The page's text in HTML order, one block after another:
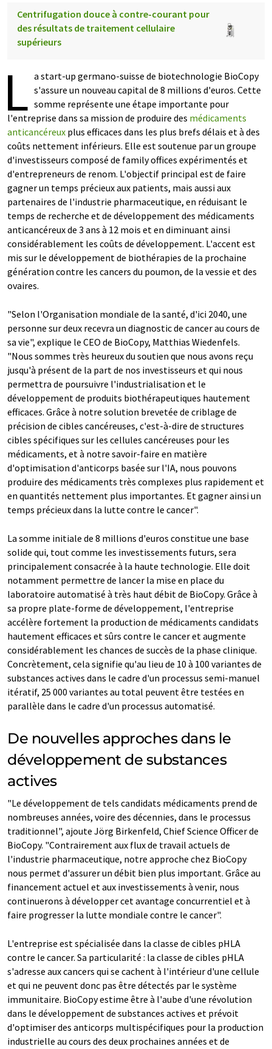
Centrifugation douce à contre-courant pour
des résultats de traitement cellulaire
supérieurs
L a start-up germano-suisse de biotechnologie BioCopy
s'assure un nouveau capital de 8 millions d'euros. Cette
somme représente une étape importante pour
l'entreprise dans sa mission de produire des médicaments
anticancéreux plus efficaces dans les plus brefs délais et à des
coûts nettement inférieurs. Elle est soutenue par un groupe
d'investisseurs composé de family offices expérimentés et
d'entrepreneurs de renom. L'objectif principal est de faire
gagner un temps précieux aux patients, mais aussi aux
partenaires de l'industrie pharmaceutique, en réduisant le
temps de recherche et de développement des médicaments
anticancéreux de 3 ans à 12 mois et en diminuant ainsi
considérablement les coûts de développement. L'accent est
mis sur le développement de biothérapies de la prochaine
génération contre les cancers du poumon, de la vessie et des
ovaires.
"Selon l'Organisation mondiale de la santé, d'ici 2040, une
personne sur deux recevra un diagnostic de cancer au cours de
sa vie", explique le CEO de BioCopy, Matthias Wiedenfels.
"Nous sommes très heureux du soutien que nous avons reçu
jusqu'à présent de la part de nos investisseurs et qui nous
permettra de poursuivre l'industrialisation et le
développement de produits biothérapeutiques hautement
efficaces. Grâce à notre solution brevetée de criblage de
précision de cibles cancéreuses, c'est-à-dire de structures
cibles spécifiques sur les cellules cancéreuses pour les
médicaments, et à notre savoir-faire en matière
d'optimisation d'anticorps basée sur l'IA, nous pouvons
produire des médicaments très complexes plus rapidement et
en quantités nettement plus importantes. Et gagner ainsi un
temps précieux dans la lutte contre le cancer".
La somme initiale de 8 millions d'euros constitue une base
solide qui, tout comme les investissements futurs, sera
principalement consacrée à la haute technologie. Elle doit
notamment permettre de lancer la mise en place du
laboratoire automatisé à très haut débit de BioCopy. Grâce à
sa propre plate-forme de développement, l'entreprise
accélère fortement la production de médicaments candidats
hautement efficaces et sûrs contre le cancer et augmente
considérablement les chances de succès de la phase clinique.
Concrètement, cela signifie qu'au lieu de 10 à 100 variantes de
substances actives dans le cadre d'un processus semi-manuel
itératif, 25 000 variantes au total peuvent être testées en
parallèle dans le cadre d'un processus automatisé.
De nouvelles approches dans le
développement de substances
actives
"Le développement de tels candidats médicaments prend de
nombreuses années, voire des décennies, dans le processus
traditionnel", ajoute Jörg Birkenfeld, Chief Science Officer de
BioCopy. "Contrairement aux flux de travail actuels de
l'industrie pharmaceutique, notre approche chez BioCopy
nous permet d'assurer un débit bien plus important. Grâce au
financement actuel et aux investissements à venir, nous
continuerons à développer cet avantage concurrentiel et à
faire progresser la lutte mondiale contre le cancer".
L'entreprise est spécialisée dans la classe de cibles pHLA
contre le cancer. Sa particularité : la classe de cibles pHLA
s'adresse aux cancers qui se cachent à l'intérieur d'une cellule
et qui ne peuvent donc pas être détectés par le système
immunitaire. BioCopy estime être à l'aube d'une révolution
dans le développement de substances actives et prévoit
d'optimiser des anticorps multispécifiques pour la production
industrielle au cours des deux prochaines années et de